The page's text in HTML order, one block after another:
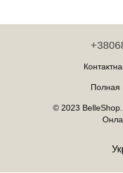
Полная
© 2023